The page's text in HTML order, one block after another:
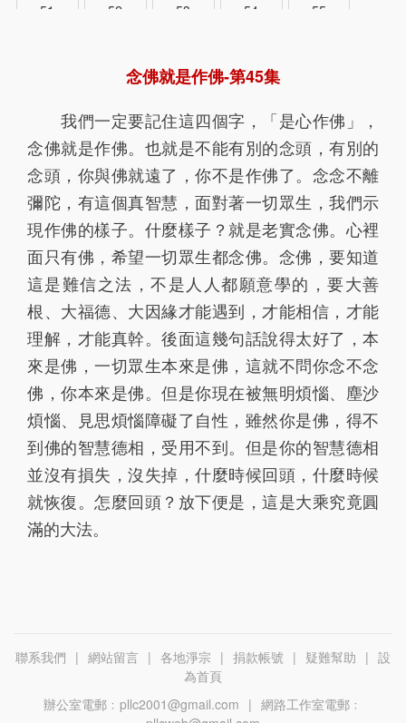
51 52 53 54 55
63 64
67 68 69 70
71 72 74 75
76 77 78
念佛就是作佛-第45集
我們一定要記住這四個字，「是心作佛」，
念佛就是作佛。也就是不能有別的念頭，有別的
念頭，你與佛就遠了，你不是作佛了。念念不離
彌陀，有這個真智慧，面對著一切眾生，我們示
現作佛的樣子。什麼樣子？就是老實念佛。心裡
面只有佛，希望一切眾生都念佛。念佛，要知道
這是難信之法，不是人人都願意學的，要大善
根、大福德、大因緣才能遇到，才能相信，才能
理解，才能真幹。後面這幾句話說得太好了，本
來是佛，一切眾生本來是佛，這就不問你念不念
佛，你本來是佛。但是你現在被無明煩惱、塵沙
煩惱、見思煩惱障礙了自性，雖然你是佛，得不
到佛的智慧德相，受用不到。但是你的智慧德相
並沒有損失，沒失掉，什麼時候回頭，什麼時候
就恢復。怎麼回頭？放下便是，這是大乘究竟圓
滿的大法。
聯系我們 | 網站留言 | 各地淨宗 | 捐款帳號 | 疑難幫助 | 設
為首頁
辦公室電郵﹕ pllc2001@gmail.com | 網路工作室電郵﹕